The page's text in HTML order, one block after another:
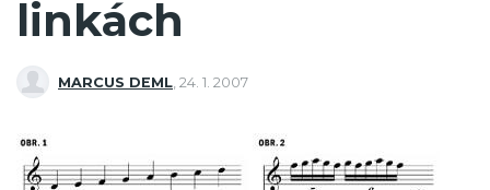
linkách
MARCUS DEML 24. 1. 2007